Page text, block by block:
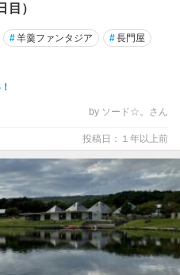
）
#羊羹ファンタジア #長門屋
by ソード☆。さん
投稿日：１年以上前